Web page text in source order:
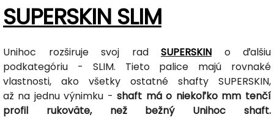
SUPERSKIN SLIM
Unihoc rozširuje svoj rad SUPERSKIN o ďalšiu
podkategóriu - SLIM. Tieto palice majú rovnaké
vlastnosti, ako všetky ostatné shafty SUPERSKIN,
až na jednu výnimku - shaft má o niekoľko mm tenčí
profil rukoväte, než bežný Unihoc shaft.